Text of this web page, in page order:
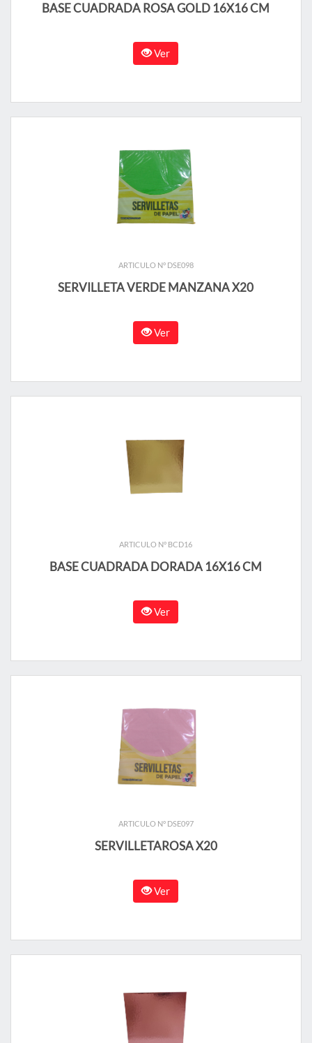
BASE CUADRADA ROSA GOLD 16X16 CM
Ver
ARTICULO N° DSE098
SERVILLETA VERDE MANZANA X20
Ver
ARTICULO N° BCD16
BASE CUADRADA DORADA 16X16 CM
Ver
ARTICULO N° DSE097
SERVILLETAROSA X20
Ver